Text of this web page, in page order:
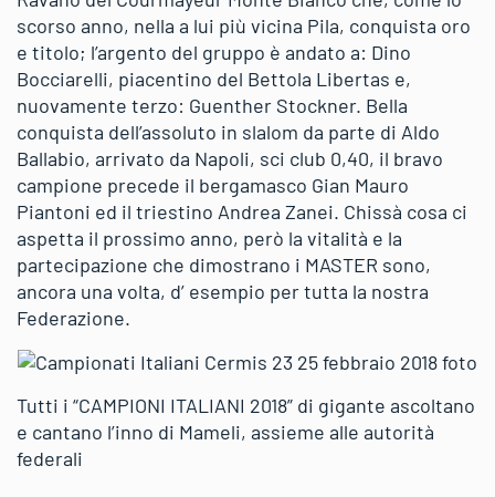
scorso anno, nella a lui più vicina Pila, conquista oro
e titolo; l’argento del gruppo è andato a: Dino
Bocciarelli, piacentino del Bettola Libertas e,
nuovamente terzo: Guenther Stockner. Bella
conquista dell’assoluto in slalom da parte di Aldo
Ballabio, arrivato da Napoli, sci club 0,40, il bravo
campione precede il bergamasco Gian Mauro
Piantoni ed il triestino Andrea Zanei. Chissà cosa ci
aspetta il prossimo anno, però la vitalità e la
partecipazione che dimostrano i MASTER sono,
ancora una volta, d’ esempio per tutta la nostra
Federazione.
Tutti i “CAMPIONI ITALIANI 2018” di gigante ascoltano
e cantano l’inno di Mameli, assieme alle autorità
federali